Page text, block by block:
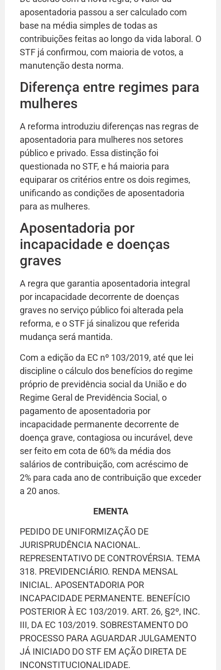
aposentadoria passou a ser calculado com
base na média simples de todas as
contribuições feitas ao longo da vida laboral. O
STF já confirmou, com maioria de votos, a
manutenção desta norma.
Diferença entre regimes para
mulheres
A reforma introduziu diferenças nas regras de
aposentadoria para mulheres nos setores
público e privado. Essa distinção foi
questionada no STF, e há maioria para
equiparar os critérios entre os dois regimes,
unificando as condições de aposentadoria
para as mulheres.
Aposentadoria por
incapacidade e doenças
graves
A regra que garantia aposentadoria integral
por incapacidade decorrente de doenças
graves no serviço público foi alterada pela
reforma, e o STF já sinalizou que referida
mudança será mantida.
Com a edição da EC nº 103/2019, até que lei
discipline o cálculo dos benefícios do regime
próprio de previdência social da União e do
Regime Geral de Previdência Social, o
pagamento de aposentadoria por
incapacidade permanente decorrente de
doença grave, contagiosa ou incurável, deve
ser feito em cota de 60% da média dos
salários de contribuição, com acréscimo de
2% para cada ano de contribuição que exceder
a 20 anos.
EMENTA
PEDIDO DE UNIFORMIZAÇÃO DE
JURISPRUDÊNCIA NACIONAL.
REPRESENTATIVO DE CONTROVÉRSIA. TEMA
318. PREVIDENCIÁRIO. RENDA MENSAL
INICIAL. APOSENTADORIA POR
INCAPACIDADE PERMANENTE. BENEFÍCIO
POSTERIOR À EC 103/2019. ART. 26, §2º, INC.
III, DA EC 103/2019. SOBRESTAMENTO DO
PROCESSO PARA AGUARDAR JULGAMENTO
JÁ INICIADO DO STF EM AÇÃO DIRETA DE
INCONSTITUCIONALIDADE.